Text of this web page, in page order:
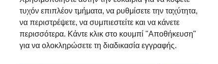
τυχόν επιπλέον τμήματα, να ρυθμίσετε την ταχύτητα,
να περιστρέψετε, να συμπιεστείτε και να κάνετε
περισσότερα. Κάντε κλικ στο κουμπί "Αποθήκευση"
για να ολοκληρώσετε τη διαδικασία εγγραφής.